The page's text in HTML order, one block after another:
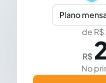
Plano
de R$
R$
No